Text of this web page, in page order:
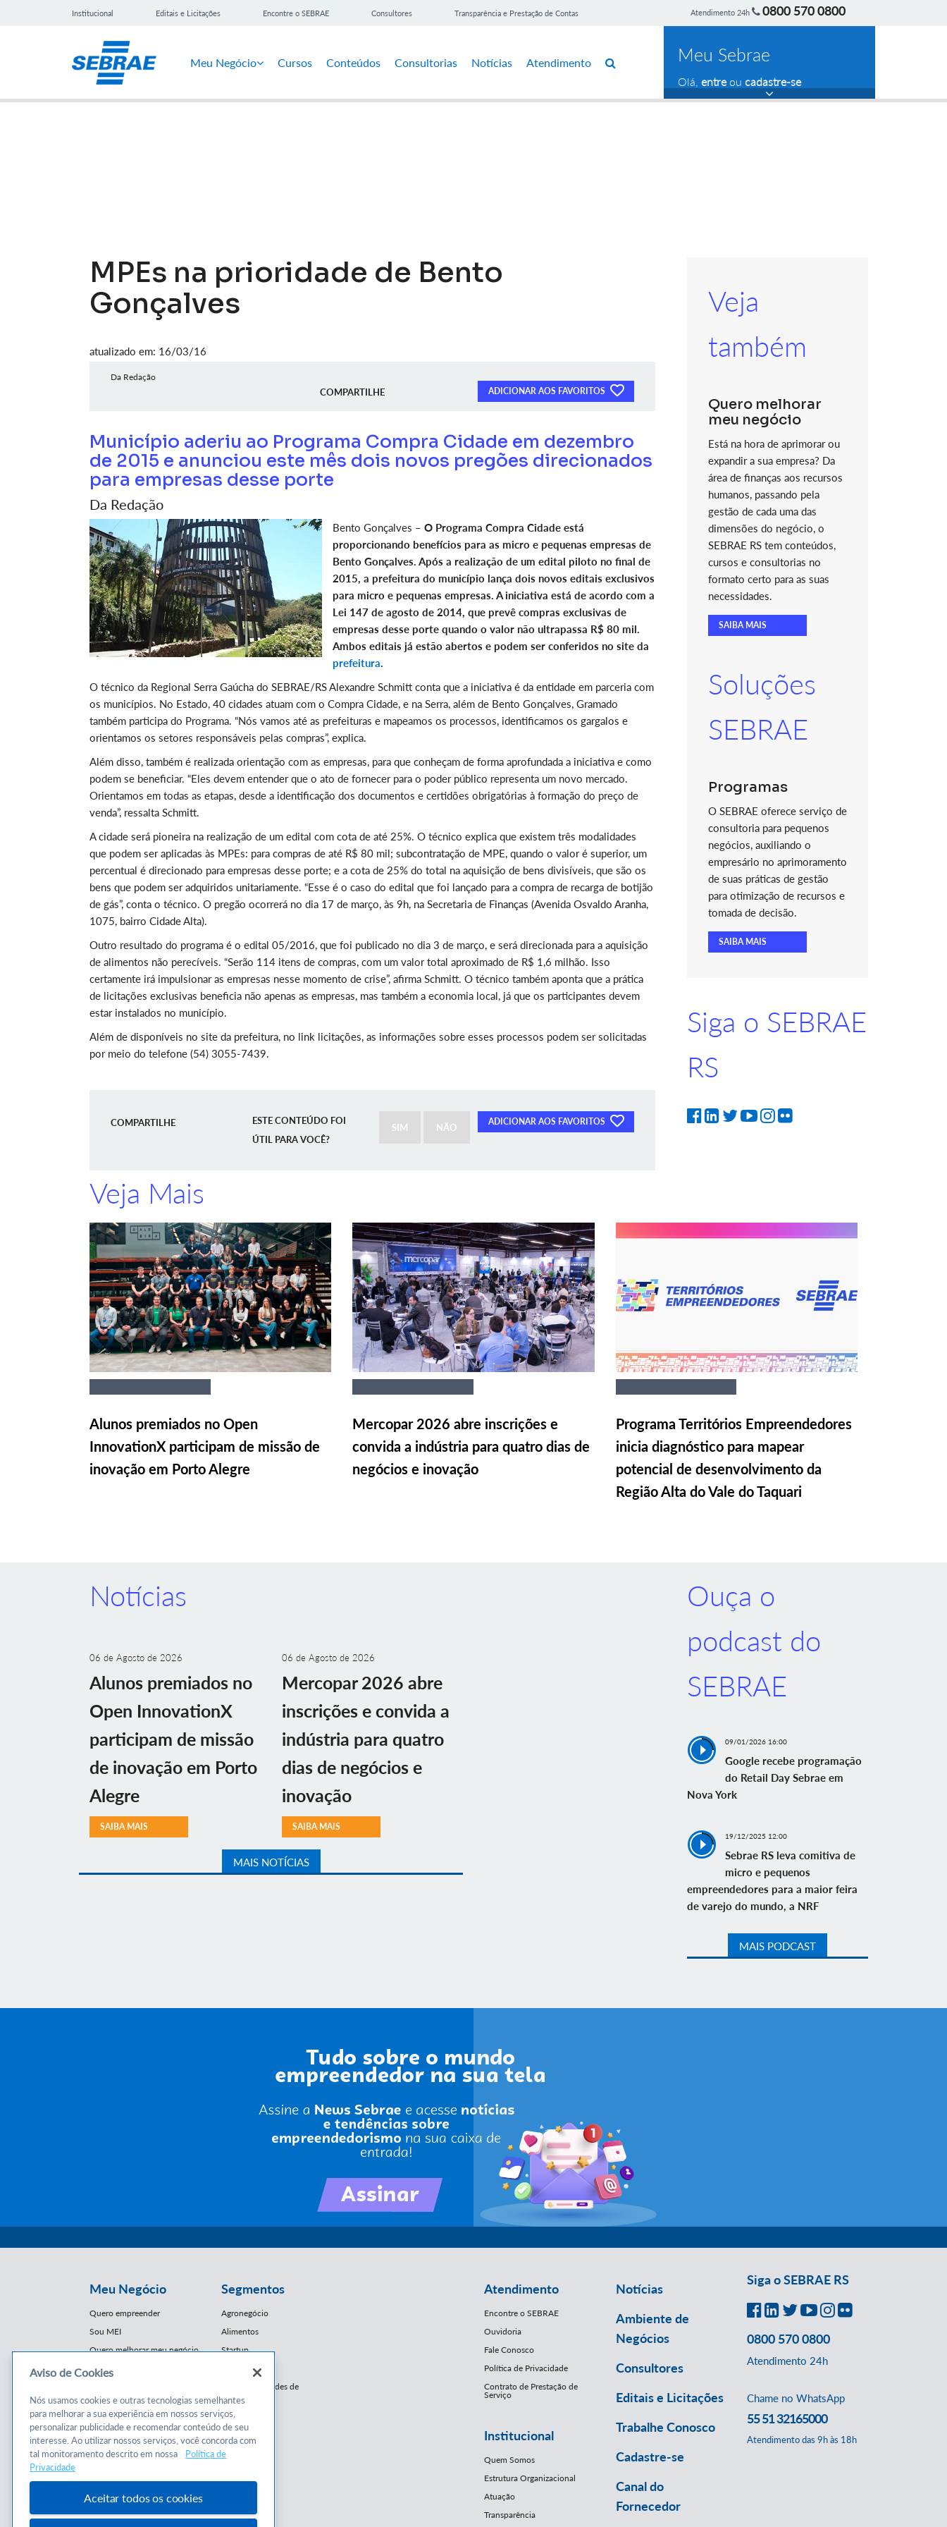
Institucional Editais e Licitações Encontre o SEBRAE Consultores Transparência e Prestação de Contas Atendimento 24h 0800 570 0800
Meu Negócio Cursos Conteúdos Consultorias Notícias Atendimento Meu Sebrae
Olá, entreou cadastre-se
MPEs na prioridade de Bento
Gonçalves
atualizado em: 16/03/16
Da Redação
COMPARTILHE ADICIONAR AOS FAVORITOS
Município aderiu ao Programa Compra Cidade em dezembro
de 2015 e anunciou este mês dois novos pregões direcionados
para empresas desse porte
Da Redação
Bento Gonçalves – O Programa Compra Cidade está
proporcionando benefícios para as micro e pequenas empresas de
Bento Gonçalves. Após a realização de um edital piloto no final de
2015, a prefeitura do município lança dois novos editais exclusivos
para micro e pequenas empresas. A iniciativa está de acordo com a
Lei 147 de agosto de 2014, que prevê compras exclusivas de
empresas desse porte quando o valor não ultrapassa R$ 80 mil.
Ambos editais já estão abertos e podem ser conferidos no site da
prefeitura.
O técnico da Regional Serra Gaúcha do SEBRAE/RS Alexandre Schmitt conta que a iniciativa é da entidade em parceria com
os municípios. No Estado, 40 cidades atuam com o Compra Cidade, e na Serra, além de Bento Gonçalves, Gramado
também participa do Programa. “Nós vamos até as prefeituras e mapeamos os processos, identificamos os gargalos e
orientamos os setores responsáveis pelas compras”, explica.
Além disso, também é realizada orientação com as empresas, para que conheçam de forma aprofundada a iniciativa e como
podem se beneficiar. “Eles devem entender que o ato de fornecer para o poder público representa um novo mercado.
Orientamos em todas as etapas, desde a identificação dos documentos e certidões obrigatórias à formação do preço de
venda”, ressalta Schmitt.
A cidade será pioneira na realização de um edital com cota de até 25%. O técnico explica que existem três modalidades
que podem ser aplicadas às MPEs: para compras de até R$ 80 mil; subcontratação de MPE, quando o valor é superior, um
percentual é direcionado para empresas desse porte; e a cota de 25% do total na aquisição de bens divisíveis, que são os
bens que podem ser adquiridos unitariamente. “Esse é o caso do edital que foi lançado para a compra de recarga de botijão
de gás”, conta o técnico. O pregão ocorrerá no dia 17 de março, às 9h, na Secretaria de Finanças (Avenida Osvaldo Aranha,
1075, bairro Cidade Alta).
Outro resultado do programa é o edital 05/2016, que foi publicado no dia 3 de março, e será direcionada para a aquisição
de alimentos não perecíveis. “Serão 114 itens de compras, com um valor total aproximado de R$ 1,6 milhão. Isso
certamente irá impulsionar as empresas nesse momento de crise”, afirma Schmitt. O técnico também aponta que a prática
de licitações exclusivas beneficia não apenas as empresas, mas também a economia local, já que os participantes devem
estar instalados no município.
Além de disponíveis no site da prefeitura, no link licitações, as informações sobre esses processos podem ser solicitadas
por meio do telefone (54) 3055-7439.
COMPARTILHE ADICIONAR AOS FAVORITOS
ESTE CONTEÚDO FOI
ÚTIL PARA VOCÊ?
SIM NÃO
Veja
também
Quero melhorar
meu negócio
Está na hora de aprimorar ou
expandir a sua empresa? Da
área de finanças aos recursos
humanos, passando pela
gestão de cada uma das
dimensões do negócio, o
SEBRAE RS tem conteúdos,
cursos e consultorias no
formato certo para as suas
necessidades.
SAIBA MAIS
Soluções
SEBRAE
Programas
O SEBRAE oferece serviço de
consultoria para pequenos
negócios, auxiliando o
empresário no aprimoramento
de suas práticas de gestão
para otimização de recursos e
tomada de decisão.
SAIBA MAIS
Siga o SEBRAE
RS
Veja Mais
Alunos premiados no Open
InnovationX participam de missão de
inovação em Porto Alegre
Mercopar 2026 abre inscrições e
convida a indústria para quatro dias de
negócios e inovação
Programa Territórios Empreendedores
inicia diagnóstico para mapear
potencial de desenvolvimento da
Região Alta do Vale do Taquari
Notícias
06 de Agosto de 2026
Alunos premiados no
Open InnovationX
participam de missão
de inovação em Porto
Alegre
SAIBA MAIS
06 de Agosto de 2026
Mercopar 2026 abre
inscrições e convida a
indústria para quatro
dias de negócios e
inovação
SAIBA MAIS
MAIS NOTÍCIAS
Ouça o
podcast do
SEBRAE
09/01/2026 16:00
Google recebe programação
do Retail Day Sebrae em
Nova York
19/12/2025 12:00
Sebrae RS leva comitiva de
micro e pequenos
empreendedores para a maior feira
de varejo do mundo, a NRF
MAIS PODCAST
Meu Negócio
Quero empreender
Sou MEI
Quero melhorar meu negócio
Conteúdos
Cursos
Consultorias
Segmentos
Agronegócio
Alimentos
Startup
E-Commerce
Franquias / Redes de
Cooperação
Moda
Moveleiro
Saúde
Mercopar
Atendimento
Encontre o SEBRAE
Ouvidoria
Fale Conosco
Política de Privacidade
Contrato de Prestação de
Serviço
Institucional
Quem Somos
Estrutura Organizacional
Atuação
Transparência
Notícias
Ambiente de
Negócios
Consultores
Editais e Licitações
Trabalhe Conosco
Cadastre-se
Canal do
Fornecedor
Siga o SEBRAE RS
0800 570 0800
Atendimento 24h
Chame no WhatsApp
55 51 32165000
Atendimento das 9h às 18h
Aviso de Cookies
Nós usamos cookies e outras tecnologias semelhantes
para melhorar a sua experiência em nossos serviços,
personalizar publicidade e recomendar conteúdo de seu
interesse. Ao utilizar nossos serviços, você concorda com
tal monitoramento descrito em nossa
Política de
Privacidade
Aceitar todos os cookies